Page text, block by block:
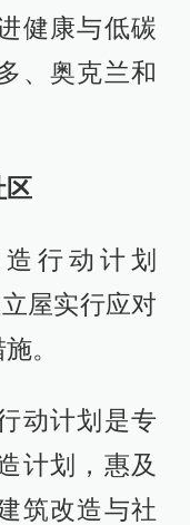
健康与低碳
、奥克兰和
区
行动计划
屋实行应对
。
动计划是专
计划，惠及
筑改造与社